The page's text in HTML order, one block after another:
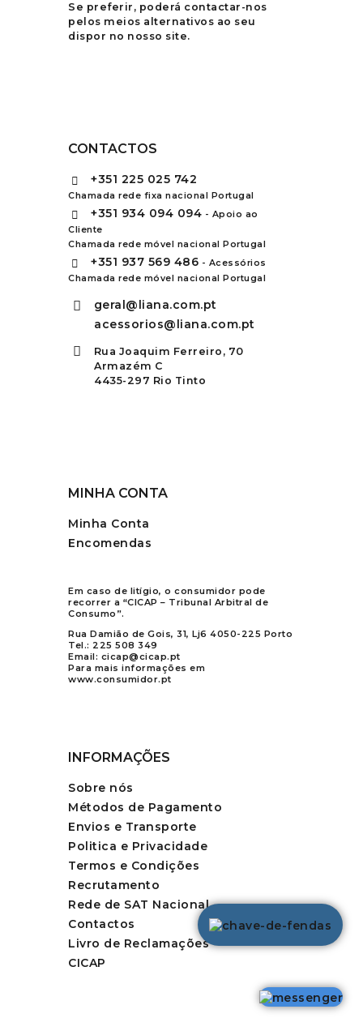
Se preferir, poderá contactar-nos
pelos meios alternativos ao seu
dispor no nosso site.
CONTACTOS
+351 225 025 742
Chamada rede fixa nacional Portugal
+351 934 094 094 - Apoio ao
Cliente
Chamada rede móvel nacional Portugal
+351 937 569 486 - Acessórios
Chamada rede móvel nacional Portugal
geral@liana.com.pt
acessorios@liana.com.pt
Rua Joaquim Ferreiro, 70
Armazém C
4435-297 Rio Tinto
MINHA CONTA
Minha Conta
Encomendas
Em caso de litígio, o consumidor pode
recorrer a “CICAP – Tribunal Arbitral de
Consumo”.
Rua Damião de Gois, 31, Lj6 4050-225 Porto
Tel.: 225 508 349
Email: cicap@cicap.pt
Para mais informações em
www.consumidor.pt
INFORMAÇÕES
Sobre nós
Métodos de Pagamento
Envios e Transporte
Politica e Privacidade
Termos e Condições
Recrutamento
Rede de SAT Nacional
Contactos
Livro de Reclamações
CICAP